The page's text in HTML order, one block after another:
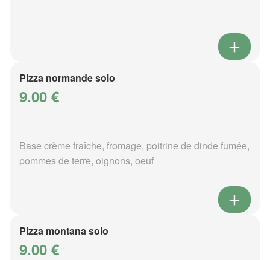
Pizza normande solo
9.00 €
Base crème fraîche, fromage, poitrine de dinde fumée,
pommes de terre, oignons, oeuf
Pizza montana solo
9.00 €